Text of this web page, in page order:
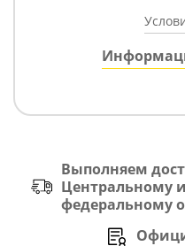
Выполняем
Центральному
федеральному